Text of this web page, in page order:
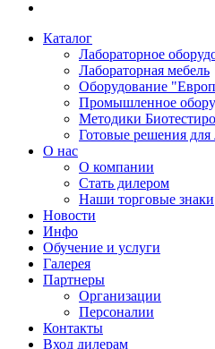
Каталог
Лабораторное
Лабораторная мебель
Оборудование
Промышленное
Методики
Готовые решения для
О нас
О компании
Стать дилером
Наши торговые знаки
Новости
Инфо
Обучение и услуги
Галерея
Партнеры
Организации
Персоналии
Контакты
Вход дилерам